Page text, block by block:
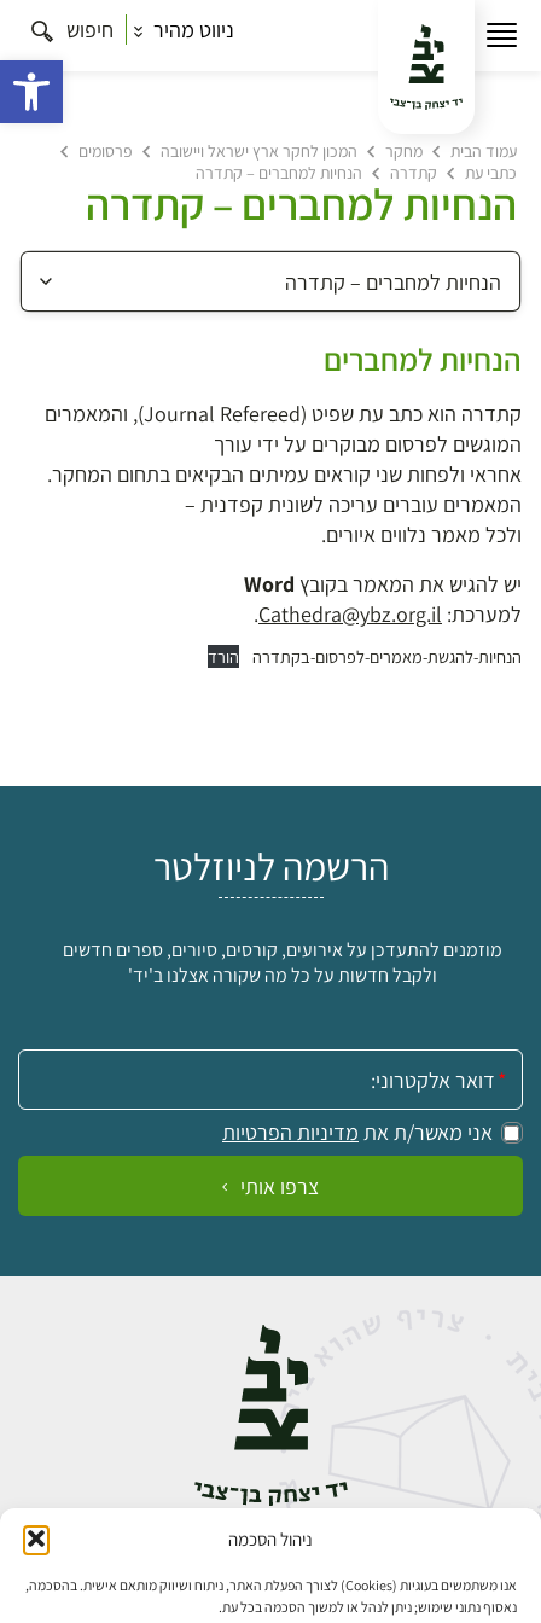
ניהול הסכמה
אנו משתמשים בעוגיות (Cookies) לצורך הפעלת האתר, ניתוח ושיווק מותאם אישית. בהסכמה,
נאסוף נתוני שימוש; ניתן לנהל או למשוך הסכמה בכל עת.
ניווט מהיר חיפוש
עמוד הבית מחקר המכון לחקר ארץ ישראל ויישובה
פרסומים
כתבי עת
קתדרה הנחיות למחברים – קתדרה
הנחיות למחברים – קתדרה
הנחיות למחברים
קתדרה הוא כתב עת שפיט (Journal Refereed), והמאמרים
המוגשים לפרסום מבוקרים על ידי עורך
אחראי ולפחות שני קוראים עמיתים הבקיאים בתחום המחקר.
המאמרים עוברים עריכה לשונית קפדנית –
ולכל מאמר נלווים איורים.
יש להגיש את המאמר בקובץ Word
למערכת: Cathedra@ybz.org.il
.
הנחיות-להגשת-מאמרים-לפרסום-בקתדרה הורד
הרשמה לניוזלטר
מוזמנים להתעדכן על אירועים, קורסים, סיורים, ספרים חדשים
ולקבל חדשות על כל מה שקורה אצלנו ב'יד'
אימייל:
אני מאשר/ת את מדיניות הפרטיות
צרפו אותי
אבן גבירול 14, רחביה, ירושלים